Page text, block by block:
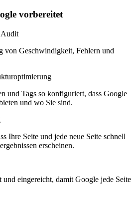
vorbereitet
Audit
von Geschwindigkeit, Fehlern und
und Tags so konfiguriert, dass Google
und wo Sie sind.
Ihre Seite und jede neue Seite schnell
erscheinen.
und eingereicht, damit Google jede Seite